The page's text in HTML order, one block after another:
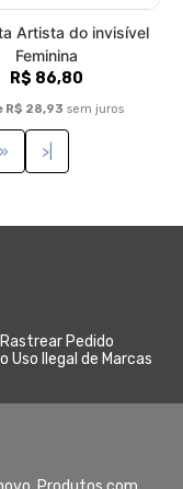
Artista do invisível
Feminina
R$ 86,80
R$ 28,93 sem juros
» >|
Rastrear Pedido
Uso Ilegal de Marcas